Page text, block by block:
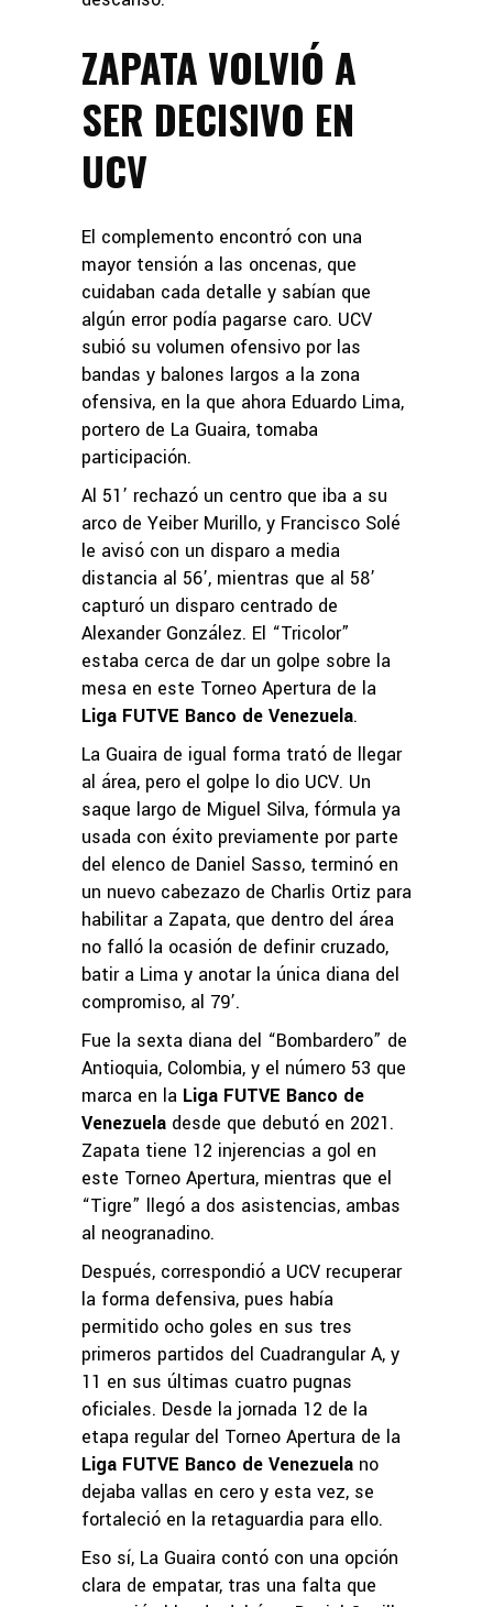
ZAPATA VOLVIÓ A
SER DECISIVO EN
UCV
El complemento encontró con una
mayor tensión a las oncenas, que
cuidaban cada detalle y sabían que
algún error podía pagarse caro. UCV
subió su volumen ofensivo por las
bandas y balones largos a la zona
ofensiva, en la que ahora Eduardo Lima,
portero de La Guaira, tomaba
participación.
Al 51’ rechazó un centro que iba a su
arco de Yeiber Murillo, y Francisco Solé
le avisó con un disparo a media
distancia al 56’, mientras que al 58’
capturó un disparo centrado de
Alexander González. El “Tricolor”
estaba cerca de dar un golpe sobre la
mesa en este Torneo Apertura de la
Liga FUTVE Banco de Venezuela.
La Guaira de igual forma trató de llegar
al área, pero el golpe lo dio UCV. Un
saque largo de Miguel Silva, fórmula ya
usada con éxito previamente por parte
del elenco de Daniel Sasso, terminó en
un nuevo cabezazo de Charlis Ortiz para
habilitar a Zapata, que dentro del área
no falló la ocasión de definir cruzado,
batir a Lima y anotar la única diana del
compromiso, al 79’.
Fue la sexta diana del “Bombardero” de
Antioquia, Colombia, y el número 53 que
marca en la Liga FUTVE Banco de
Venezuela desde que debutó en 2021.
Zapata tiene 12 injerencias a gol en
este Torneo Apertura, mientras que el
“Tigre” llegó a dos asistencias, ambas
al neogranadino.
Después, correspondió a UCV recuperar
la forma defensiva, pues había
permitido ocho goles en sus tres
primeros partidos del Cuadrangular A, y
11 en sus últimas cuatro pugnas
oficiales. Desde la jornada 12 de la
etapa regular del Torneo Apertura de la
Liga FUTVE Banco de Venezuela no
dejaba vallas en cero y esta vez, se
fortaleció en la retaguardia para ello.
Eso sí, La Guaira contó con una opción
clara de empatar, tras una falta que